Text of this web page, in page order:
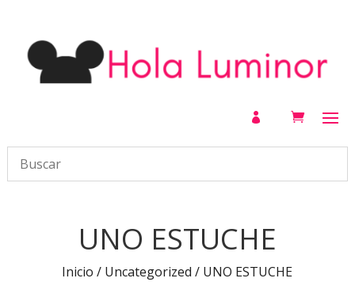

UNO ESTUCHE
Inicio / Uncategorized / UNO ESTUCHE